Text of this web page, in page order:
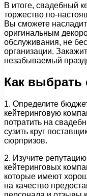
В итоге, свадебный
торжество по-
Вы сможете
оригинальным
обслуживания, не
организации.
незабываемый
Как выбрать
1. Определите
кейтеринговую
потратить на
сузить круг
сюрпризов.
2. Изучите
кейтеринговых
которые имеют
на качество